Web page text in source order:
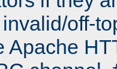
off-
Apache